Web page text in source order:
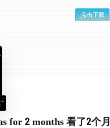
点击下载
for 2 months 看了2个月